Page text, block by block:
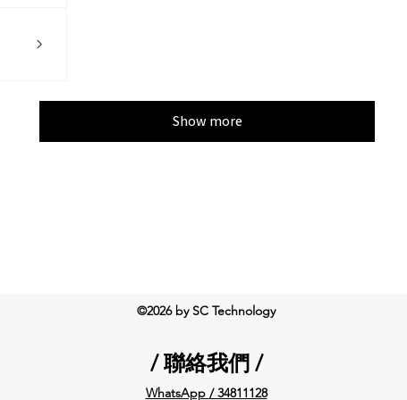
Show more
©2026 by SC Technology
/ 聯絡我們 /
WhatsApp / 34811128